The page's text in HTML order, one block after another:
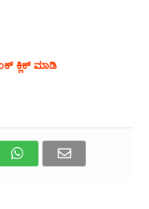
ಕ್ಲಿಕ್ ಮಾಡಿ